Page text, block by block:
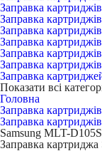
Заправка
Заправка
Заправка
Заправка
Заправка
Заправка
Заправка
Показати всі
Головна
Заправка картриджів
Заправка
Samsung MLT-D105S
Заправка